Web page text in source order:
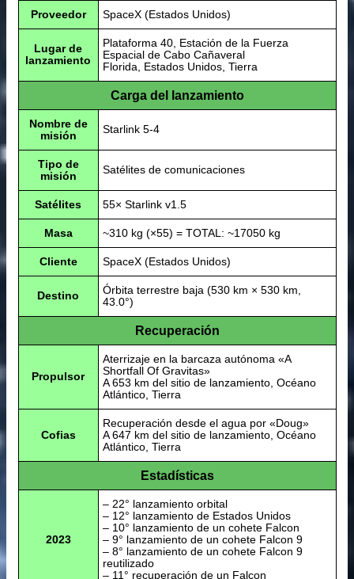
Proveedor SpaceX (Estados Unidos)
Lugar de
lanzamiento
Plataforma 40, Estación de la Fuerza
Espacial de Cabo Cañaveral
Florida, Estados Unidos, Tierra
Carga del lanzamiento
Nombre de
misión
Starlink 5-4
Tipo de
misión
Satélites de comunicaciones
Satélites 55× Starlink v1.5
Masa ~310 kg (×55) = TOTAL: ~17050 kg
Cliente SpaceX (Estados Unidos)
Destino
Órbita terrestre baja (530 km × 530 km,
43.0°)
Recuperación
Propulsor
Aterrizaje en la barcaza autónoma «A
Shortfall Of Gravitas»
A 653 km del sitio de lanzamiento, Océano
Atlántico, Tierra
Cofias
Recuperación desde el agua por «Doug»
A 647 km del sitio de lanzamiento, Océano
Atlántico, Tierra
Estadísticas
2023
– 22° lanzamiento orbital
– 12° lanzamiento de Estados Unidos
– 10° lanzamiento de un cohete Falcon
– 9° lanzamiento de un cohete Falcon 9
– 8° lanzamiento de un cohete Falcon 9
reutilizado
– 11° recuperación de un Falcon